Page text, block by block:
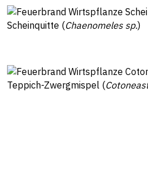
Scheinquitte (Chaenomeles sp.)
Teppich-Zwergmispel (